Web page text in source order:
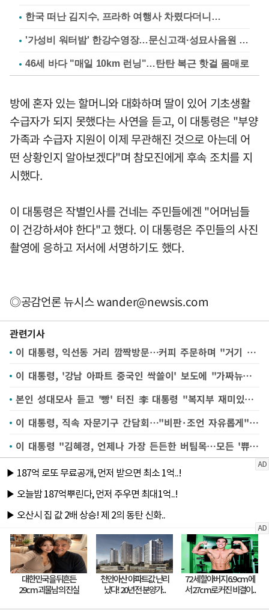
한국 떠난 김지수, 프라하 여행사 차렸다더니…
'가성비 워터밤' 한강수영장…문신고객·성묘사음원 민원
46세 바다 "매일 10km 런닝"…탄탄 복근 핫걸 몸매로
방에 혼자 있는 할머니와 대화하며 딸이 있어 기초생활
수급자가 되지 못했다는 사연을 듣고, 이 대통령은 "부양
가족과 수급자 지원이 이제 무관해진 것으로 아는데 어
떤 상황인지 알아보겠다"며 참모진에게 후속 조치를 지
시했다.
이 대통령은 작별인사를 건네는 주민들에겐 "어머님들
이 건강하셔야 한다"고 했다. 이 대통령은 주민들의 사진
촬영에 응하고 저서에 서명하기도 했다.
◎공감언론 뉴시스wander@newsis.com
관련기사
이 대통령, 익선동 거리 깜짝방문…커피 주문하며 "거기 커피는 아니죠?"
이 대통령, '강남 아파트 중국인 싹쓸이' 보도에 "가짜뉴스 엄중 책임 물어야"
본인 성대모사 듣고 '빵' 터진 李 대통령 "복지부 재미있네요"
이 대통령, 직속 자문기구 간담회…"비판·조언 자유롭게"(종합)
이 대통령 "김혜경, 언제나 가장 든든한 버팀목…모든 '쀼'들을 응원"